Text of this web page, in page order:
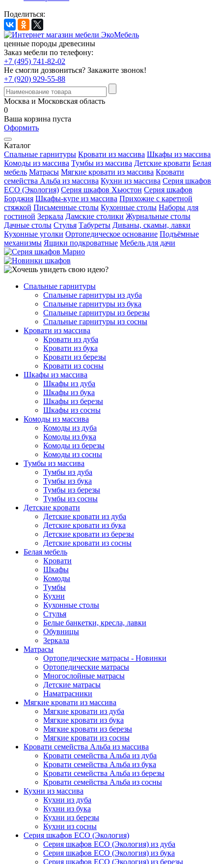
Поделиться:
ценные породы древесины
Заказ мебели по телефону:
+7 (495) 741-82-02
Не смогли дозвониться? Закажите звонок!
+7 (920) 929-55-88
Москва и Московская область
0
Ваша корзина пуста
Оформить
Каталог
Спальные гарнитуры Кровати из массива Шкафы из массива
Комоды из массива Тумбы из массива Детские кровати Белая
мебель Матрасы Мягкие кровати из массива Кровати
семейства Альба из массива Кухни из массива Серия шкафов
ECO (Экология) Серия шкафов Хьюстон Серия шкафов
Борджия Шкафы-купе из массива Прихожие с каретной
стяжкой Письменные столы Кухонные столы Наборы для
гостиной Зеркала Дамские столики Журнальные столы
Дачные столы Стулья Табуреты Диваны, скамьи, лавки
Кухонные уголки Ортопедическое основание Подъёмные
механизмы Ящики подкроватные Мебель для дачи
Спальные гарнитуры
Спальные гарнитуры из дуба
Спальные гарнитуры из бука
Спальные гарнитуры из березы
Спальные гарнитуры из сосны
Кровати из массива
Кровати из дуба
Кровати из бука
Кровати из березы
Кровати из сосны
Шкафы из массива
Шкафы из дуба
Шкафы из бука
Шкафы из березы
Шкафы из сосны
Комоды из массива
Комоды из дуба
Комоды из бука
Комоды из березы
Комоды из сосны
Тумбы из массива
Тумбы из дуба
Тумбы из бука
Тумбы из березы
Тумбы из сосны
Детские кровати
Детские кровати из дуба
Детские кровати из бука
Детские кровати из березы
Детские кровати из сосны
Белая мебель
Кровати
Шкафы
Комоды
Тумбы
Кухни
Кухонные столы
Стулья
Белые банкетки, кресла, лавки
Обувницы
Зеркала
Матрасы
Ортопедические матрасы - Новинки
Ортопедические матрасы
Многослойные матрасы
Детские матрасы
Наматрасники
Мягкие кровати из массива
Мягкие кровати из дуба
Мягкие кровати из бука
Мягкие кровати из березы
Мягкие кровати из сосны
Кровати семейства Альба из массива
Кровати семейства Альба из дуба
Кровати семейства Альба из бука
Кровати семейства Альба из березы
Кровати семейства Альба из сосны
Кухни из массива
Кухни из дуба
Кухни из бука
Кухни из березы
Кухни из сосны
Серия шкафов ECO (Экология)
Серия шкафов ECO (Экология) из дуба
Серия шкафов ECO (Экология) из бука
Серия шкафов ECO (Экология) из березы